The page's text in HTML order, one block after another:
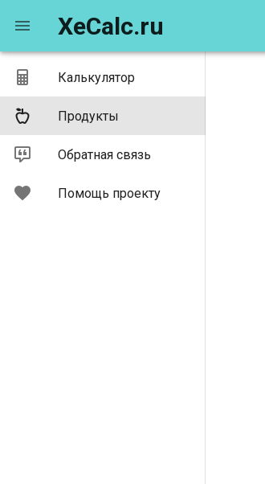
Калькулятор
Продукты
Обратная связь
Помощь проекту
XeCalc.ru